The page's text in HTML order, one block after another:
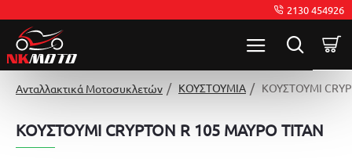
2130 454926
Ανταλλακτικά Μοτοσυκλετών ΚΟΥΣΤΟΥΜΙΑ ΚΟΥΣΤΟΥΜΙ
ΚΟΥΣΤΟΥΜΙ CRYPTON R 105 ΜΑΥΡΟ TITAN